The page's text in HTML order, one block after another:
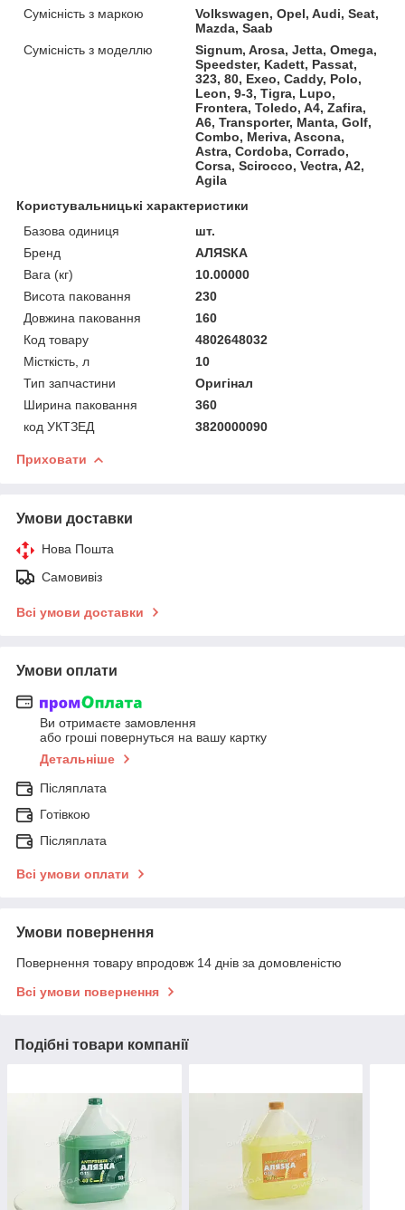
Сумісність з маркою
Volkswagen, Opel, Audi, Seat,
Mazda, Saab
Сумісність з моделлю
Signum, Arosa, Jetta, Omega,
Speedster, Kadett, Passat,
323, 80, Exeo, Caddy, Polo,
Leon, 9-3, Tigra, Lupo,
Frontera, Toledo, A4, Zafira,
A6, Transporter, Manta, Golf,
Combo, Meriva, Ascona,
Astra, Cordoba, Corrado,
Corsa, Scirocco, Vectra, A2,
Agila
Користувальницькі характеристики
Базова одиниця
шт.
Бренд
АЛЯSКА
Вага (кг)
10.00000
Висота паковання
230
Довжина паковання
160
Код товару
4802648032
Місткість, л
10
Тип запчастини
Оригінал
Ширина паковання
360
код УКТЗЕД
3820000090
Приховати
Умови доставки
Нова Пошта
Самовивіз
Всі умови доставки
Умови оплати
Ви отримаєте замовлення
або гроші повернуться на вашу картку
Детальніше
Післяплата
Готівкою
Післяплата
Всі умови оплати
Умови повернення
Повернення товару впродовж 14 днів за домовленістю
Всі умови повернення
Подібні товари компанії